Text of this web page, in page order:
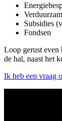
Subsidies
Fondsen
Loop gerust even
de hal, naast het
Ik heb een vraag